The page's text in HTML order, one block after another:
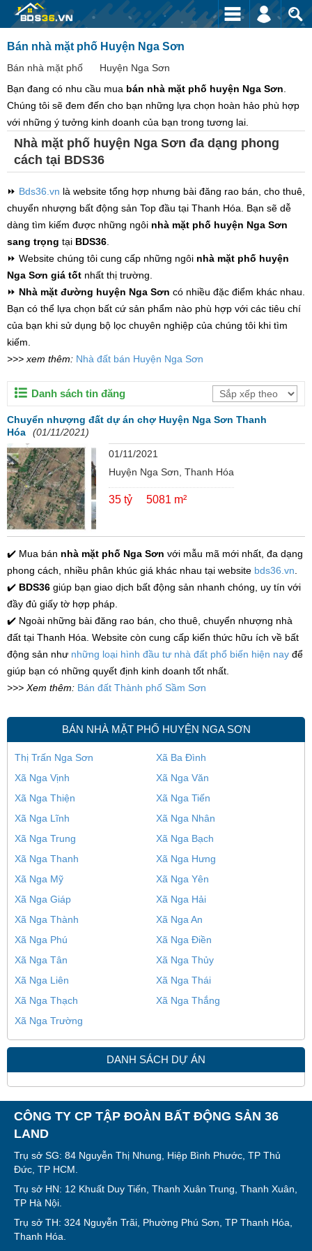
Bán nhà mặt phố Huyện Nga Sơn
Bán nhà mặt phố
Huyện Nga Sơn
Bạn đang có nhu cầu mua bán nhà mặt phố huyện Nga Sơn
Chúng tôi sẽ đem đến cho bạn những lựa chọn hoàn hảo phù hợp
với những ý tưởng kinh doanh của bạn trong tương lai.
Nhà mặt phố huyện Nga Sơn đa dạng phong
cách tại BDS36
⏩ Bds36.vn là website tổng hợp nhưng bài đăng rao bán, cho thuê,
chuyển nhượng bất động sản Top đầu tại Thanh Hóa. Bạn sẽ dễ
dàng tìm kiếm được những ngôi nhà mặt phố huyện Nga Sơn
sang trọng tại BDS36
⏩ Website chúng tôi cung cấp những ngôi nhà mặt phố huyện
Nga Sơn giá tốt nhất thị trường.
⏩ Nhà mặt đường huyện Nga Sơn có nhiều đặc điểm khác nhau.
Bạn có thể lựa chọn bất cứ sản phẩm nào phù hợp với các tiêu chí
của bạn khi sử dụng bộ lọc chuyên nghiệp của chúng tôi khi tìm
kiếm.
>>> xem thêm: Nhà đất bán Huyện Nga Sơn
Danh sách tin đăng
Chuyển nhượng đất dự án chợ Huyện Nga Sơn Thanh
Hóa
(01/11/2021)
01/11/2021
Huyện Nga Sơn, Thanh Hóa
35 tỷ 5081 m²
✔️ Mua bán nhà mặt phố Nga Sơn với mẫu mã mới nhất, đa dạng
phong cách, nhiều phân khúc giá khác nhau tại website bds36.vn.
✔️ BDS36 giúp bạn giao dịch bất động sản nhanh chóng, uy tín với
đầy đủ giấy tờ hợp pháp.
✔️ Ngoài những bài đăng rao bán, cho thuê, chuyển nhượng nhà
đất tại Thanh Hóa. Website còn cung cấp kiến thức hữu ích về bất
động sản như những loại hình đầu tư nhà đất phổ biến hiện nay để
giúp bạn có những quyết định kinh doanh tốt nhất.
>>> Xem thêm: Bán đất Thành phố Sầm Sơn
BÁN NHÀ MẶT PHỐ HUYỆN NGA SƠN
Thị Trấn Nga Sơn
Xã Ba Đình
Xã Nga Vịnh
Xã Nga Văn
Xã Nga Thiện
Xã Nga Tiến
Xã Nga Lĩnh
Xã Nga Nhân
Xã Nga Trung
Xã Nga Bạch
Xã Nga Thanh
Xã Nga Hưng
Xã Nga Mỹ
Xã Nga Yên
Xã Nga Giáp
Xã Nga Hải
Xã Nga Thành
Xã Nga An
Xã Nga Phú
Xã Nga Điền
Xã Nga Tân
Xã Nga Thủy
Xã Nga Liên
Xã Nga Thái
Xã Nga Thạch
Xã Nga Thắng
Xã Nga Trường
DANH SÁCH DỰ ÁN
CÔNG TY CP TẬP ĐOÀN BẤT ĐỘNG SẢN 36
LAND
Trụ sở SG: 84 Nguyễn Thị Nhung, Hiệp Bình Phước, TP Thủ
Đức, TP HCM.
Trụ sở HN: 12 Khuất Duy Tiến, Thanh Xuân Trung, Thanh Xuân,
TP Hà Nội.
Trụ sở TH: 324 Nguyễn Trãi, Phường Phú Sơn, TP Thanh Hóa,
Thanh Hóa.